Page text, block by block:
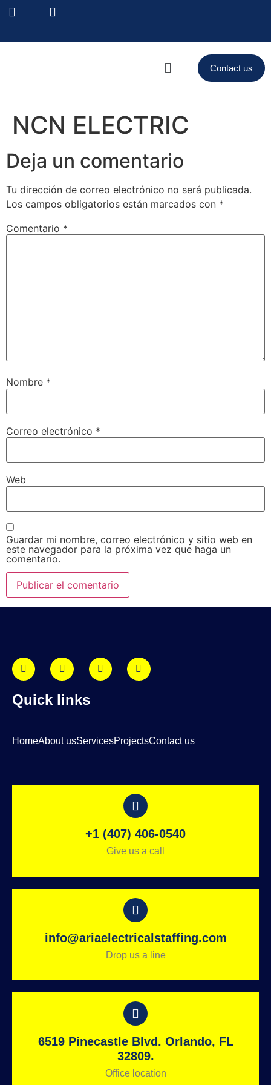
Contact us
NCN ELECTRIC
Deja un comentario
Tu dirección de correo electrónico no será publicada.
Los campos obligatorios están marcados con *
Comentario *
Nombre *
Correo electrónico *
Web
Guardar mi nombre, correo electrónico y sitio web en
este navegador para la próxima vez que haga un
comentario.
Quick links
HomeAbout usServicesProjectsContact us
+1 (407) 406-0540
Give us a call
info@ariaelectricalstaffing.com
Drop us a line
6519 Pinecastle Blvd. Orlando, FL
32809.
Office location